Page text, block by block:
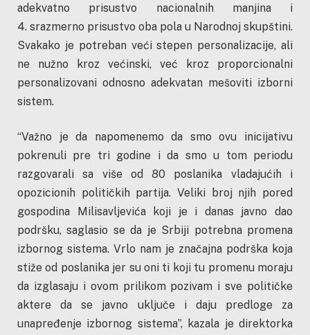
adekvatno prisustvo nacionalnih manjina i
4. srazmerno prisustvo oba pola u Narodnoj skupštini.
Svakako je potreban veći stepen personalizacije, ali
ne nužno kroz većinski, već kroz proporcionalni
personalizovani odnosno adekvatan mešoviti izborni
sistem.
“Važno je da napomenemo da smo ovu inicijativu
pokrenuli pre tri godine i da smo u tom periodu
razgovarali sa više od 80 poslanika vladajućih i
opozicionih političkih partija. Veliki broj njih pored
gospodina Milisavljevića koji je i danas javno dao
podršku, saglasio se da je Srbiji potrebna promena
izbornog sistema. Vrlo nam je značajna podrška koja
stiže od poslanika jer su oni ti koji tu promenu moraju
da izglasaju i ovom prilikom pozivam i sve političke
aktere da se javno uključe i daju predloge za
unapređenje izbornog sistema”, kazala je direktorka